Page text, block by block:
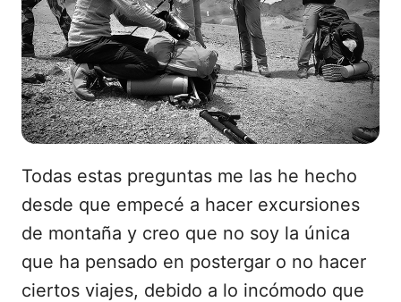
Todas estas preguntas me las he hecho
desde que empecé a hacer excursiones
de montaña y creo que no soy la única
que ha pensado en postergar o no hacer
ciertos viajes, debido a lo incómodo que